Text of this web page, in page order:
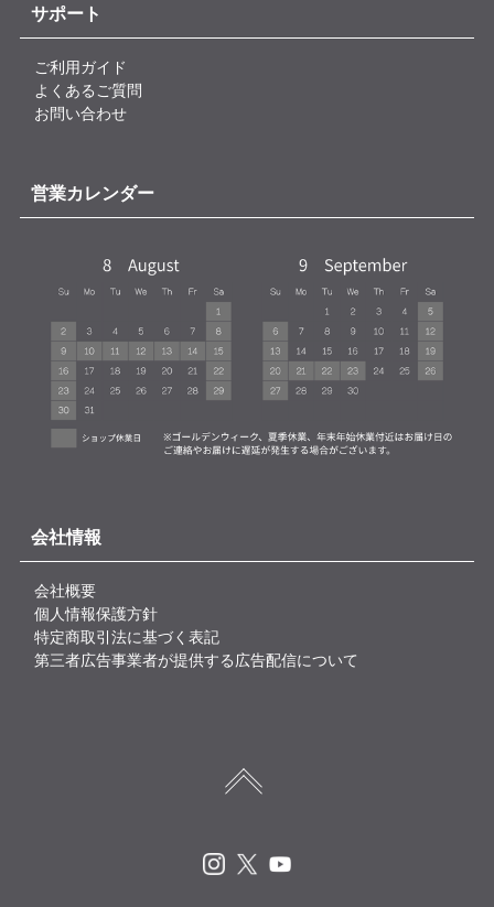
サポート
ご利用ガイド
よくあるご質問
お問い合わせ
営業カレンダー
会社情報
会社概要
個人情報保護方針
特定商取引法に基づく表記
第三者広告事業者が提供する広告配信について